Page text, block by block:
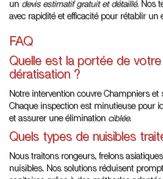
un devis estimatif gratuit et détaillé. Nos
avec rapidité et efficacité pour rétablir un
FAQ
Quelle est la portée de
dératisation ?
Notre intervention couvre Champniers
Chaque inspection est minutieuse pour
et assurer une élimination ciblée.
Quels types de nuisibles
Nous traitons rongeurs, frelons
nuisibles. Nos solutions réduisent